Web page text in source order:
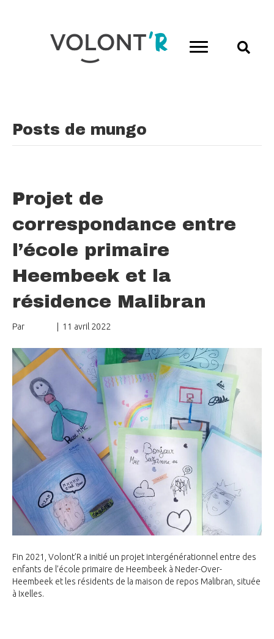
Posts de mungo
Projet de
correspondance entre
l’école primaire
Heembeek et la
résidence Malibran
Par 11 avril 2022
Fin 2021, Volont’R a initié un projet intergénérationnel entre des
enfants de l’école primaire de Heembeek à Neder-Over-
Heembeek et les résidents de la maison de repos Malibran, située
à Ixelles.